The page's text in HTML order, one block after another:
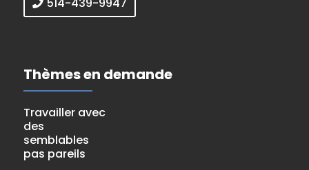
514-439-9947
Thèmes en demande
Travailler avec
des
semblables
pas pareils